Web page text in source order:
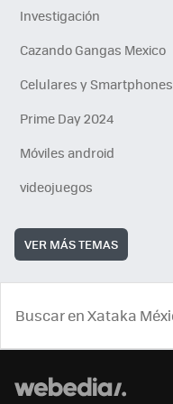
Investigación
Cazando Gangas Mexico
Celulares y Smartphones
Prime Day 2024
Móviles android
videojuegos
VER MÁS TEMAS